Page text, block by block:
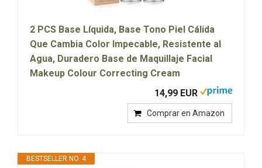
2 PCS Base Líquida, Base Tono Piel Cálida
Que Cambia Color Impecable, Resistente al
Agua, Duradero Base de Maquillaje Facial
Makeup Colour Correcting Cream
14,99 EUR
Comprar en Amazon
BESTSELLER NO. 4